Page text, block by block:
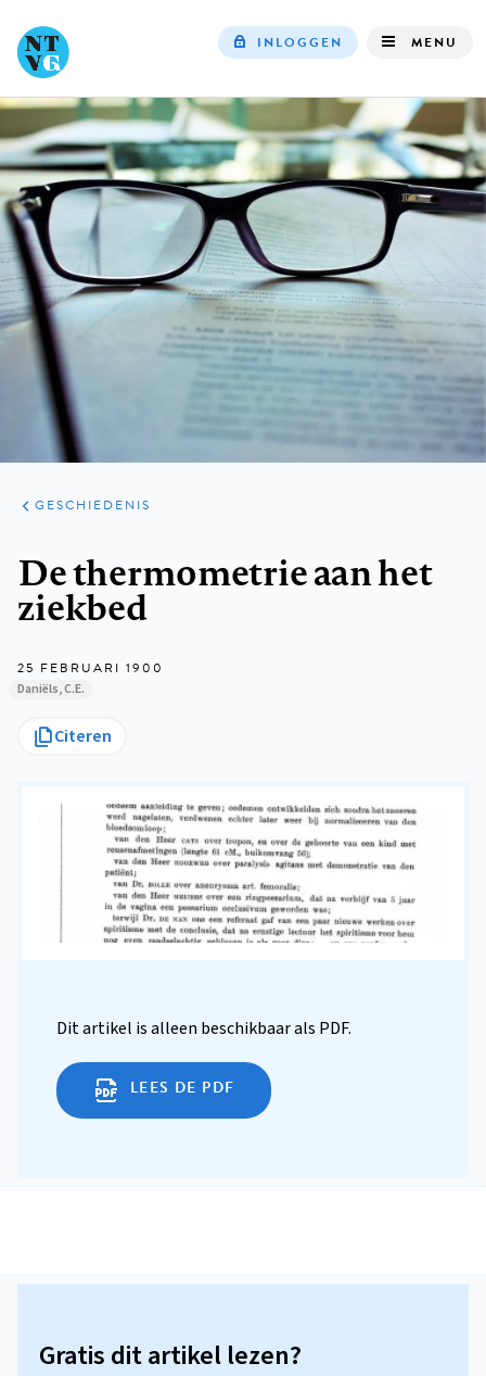
navigation
INLOGGEN MENU
ARTIKELEN
PERSPECTIEF
GESCHIEDENIS
De thermometrie aan het
ziekbed
25 FEBRUARI 1900
Daniëls, C.E.
Citeren
Dit artikel is alleen beschikbaar als PDF.
LEES DE PDF
Gratis dit artikel lezen?